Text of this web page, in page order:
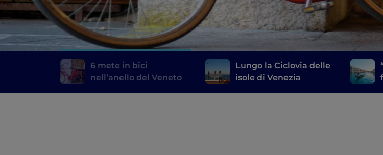
6 mete in bici
nell’anello del Veneto
Lungo la Ciclovia delle
isole di Venezia